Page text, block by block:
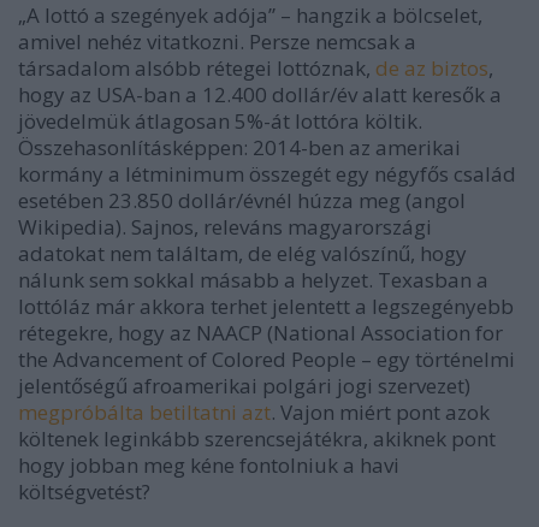
„A lottó a szegények adója” – hangzik a bölcselet,
amivel nehéz vitatkozni. Persze nemcsak a
társadalom alsóbb rétegei lottóznak, de az biztos,
hogy az USA-ban a 12.400 dollár/év alatt keresők a
jövedelmük átlagosan 5%-át lottóra költik.
Összehasonlításképpen: 2014-ben az amerikai
kormány a létminimum összegét egy négyfős család
esetében 23.850 dollár/évnél húzza meg (angol
Wikipedia). Sajnos, releváns magyarországi
adatokat nem találtam, de elég valószínű, hogy
nálunk sem sokkal másabb a helyzet. Texasban a
lottóláz már akkora terhet jelentett a legszegényebb
rétegekre, hogy az NAACP (National Association for
the Advancement of Colored People – egy történelmi
jelentőségű afroamerikai polgári jogi szervezet)
megpróbálta betiltatni azt. Vajon miért pont azok
költenek leginkább szerencsejátékra, akiknek pont
hogy jobban meg kéne fontolniuk a havi
költségvetést?